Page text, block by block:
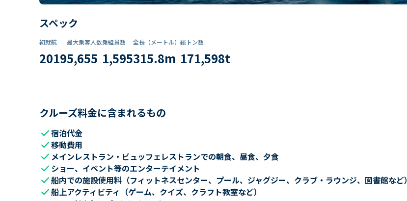
スペック
初就航
2019
最大乗客人数
5,655
乗組員数​
1,595
全長（メートル）
315.8m
総トン数​
171,598t
クルーズ料金に含まれるもの
check宿泊代金
check移動費用
check メインレストラン・ビュッフェレストランでの朝食、昼食、夕食
check ショー、イベント等のエンターテイメント
check船内での施設使用料（フィットネスセンター、プール、ジャグジー、クラブ・ラウンジ、図書館など）
check船上アクティビティ（ゲーム、クイズ、クラフト教室など）